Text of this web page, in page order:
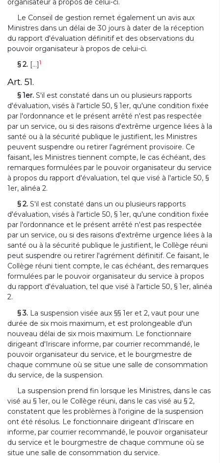
organisateur à propos de celui-ci.
Le Conseil de gestion remet également un avis aux
Ministres dans un délai de 30 jours à dater de la réception
du rapport d'évaluation définitif et des observations du
pouvoir organisateur à propos de celui-ci.
§ 2. [...]1
Art. 51.
§ 1er. S'il est constaté dans un ou plusieurs rapports
d'évaluation, visés à l'article 50, § 1er, qu'une condition fixée
par l'ordonnance et le présent arrêté n'est pas respectée
par un service, ou si des raisons d'extrême urgence liées à la
santé ou à la sécurité publique le justifient, les Ministres
peuvent suspendre ou retirer l'agrément provisoire. Ce
faisant, les Ministres tiennent compte, le cas échéant, des
remarques formulées par le pouvoir organisateur du service
à propos du rapport d'évaluation, tel que visé à l'article 50, §
1er, alinéa 2.
§ 2. S'il est constaté dans un ou plusieurs rapports
d'évaluation, visés à l'article 50, § 1er, qu'une condition fixée
par l'ordonnance et le présent arrêté n'est pas respectée
par un service, ou si des raisons d'extrême urgence liées à la
santé ou à la sécurité publique le justifient, le Collège réuni
peut suspendre ou retirer l'agrément définitif. Ce faisant, le
Collège réuni tient compte, le cas échéant, des remarques
formulées par le pouvoir organisateur du service à propos
du rapport d'évaluation, tel que visé à l'article 50, § 1er, alinéa
2.
§ 3. La suspension visée aux §§ 1er et 2, vaut pour une
durée de six mois maximum, et est prolongeable d'un
nouveau délai de six mois maximum. Le fonctionnaire
dirigeant d'Iriscare informe, par courrier recommandé, le
pouvoir organisateur du service, et le bourgmestre de
chaque commune où se situe une salle de consommation
du service, de la suspension.
La suspension prend fin lorsque les Ministres, dans le cas
visé au § 1er, ou le Collège réuni, dans le cas visé au § 2,
constatent que les problèmes à l'origine de la suspension
ont été résolus. Le fonctionnaire dirigeant d'Iriscare en
informe, par courrier recommandé, le pouvoir organisateur
du service et le bourgmestre de chaque commune où se
situe une salle de consommation du service.